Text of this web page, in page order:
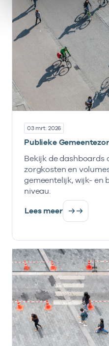
03 mrt. 2026
Publieke
Bekijk de dashboards
zorgkosten en
gemeentelijk, wijk- en
niveau.
Lees meer